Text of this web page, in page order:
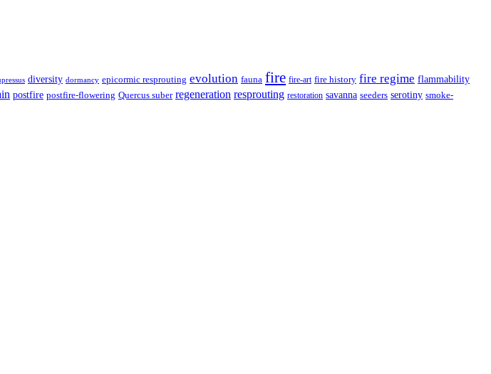
diversity dormancy epicormic resprouting evolution fauna fire fire-art fire history fire regime flammability
postfire postfire-flowering Quercus suber regeneration resprouting restoration savanna seeders serotiny smoke-